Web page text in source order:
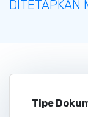
DITETAPKAN
Tipe